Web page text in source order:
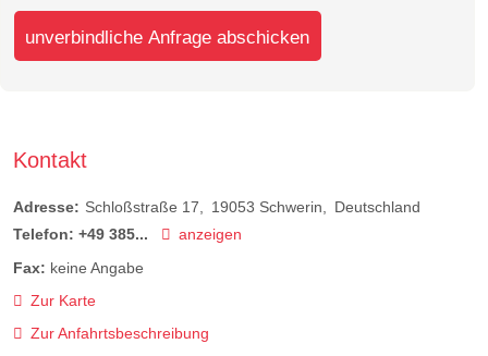
unverbindliche Anfrage abschicken
Kontakt
Adresse: Schloßstraße 17 19053 Schwerin
Deutschland
Telefon: +49 385...
anzeigen
Fax: keine Angabe
Zur Karte
Zur Anfahrtsbeschreibung